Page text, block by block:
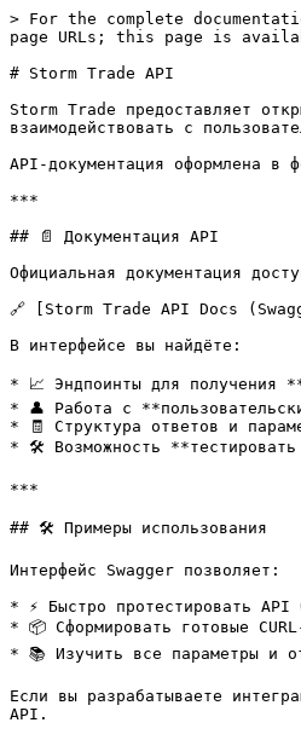
> For the complete
page URLs; this page is
# Storm Trade API
Storm Trade предоставляет
взаимодействовать с
API-документация оформлена в
***
## 📄 Документация API
Официальная документация
🔗 [Storm Trade API Docs
В интерфейсе вы найдёте:
* 📈 Эндпоинты для получения
* 👤 Работа с
* 🧾 Структура ответов и
* 🛠️ Возможность
***
## 🛠 Примеры использования
Интерфейс Swagger позволяет:
* ⚡️ Быстро протестировать
* 📦 Сформировать готовые
* 📚 Изучить все параметры и
Если вы разрабатываете
API.